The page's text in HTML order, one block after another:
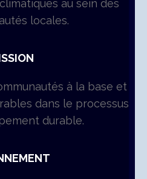
au sein des
locales.
à la base et
dans le processus
durable.